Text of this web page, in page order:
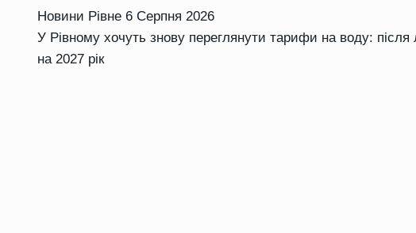
Новини Рівне 6 Серпня 2026
У Рівному хочуть знову переглянути тарифи на воду:
на 2027 рік